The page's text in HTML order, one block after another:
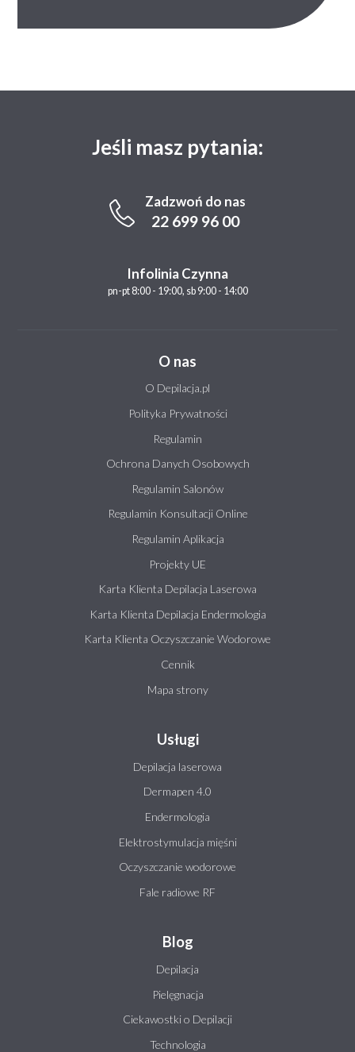
Jeśli masz pytania:
Zadzwoń do nas
22 699 96 00
Infolinia Czynna
pn-pt 8:00 - 19:00, sb 9:00 - 14:00
O nas
O Depilacja.pl
Polityka Prywatności
Regulamin
Ochrona Danych Osobowych
Regulamin Salonów
Regulamin Konsultacji Online
Regulamin Aplikacja
Projekty UE
Karta Klienta Depilacja Laserowa
Karta Klienta Depilacja Endermologia
Karta Klienta Oczyszczanie Wodorowe
Cennik
Mapa strony
Usługi
Depilacja laserowa
Dermapen 4.0
Endermologia
Elektrostymulacja mięśni
Oczyszczanie wodorowe
Fale radiowe RF
Blog
Depilacja
Pielęgnacja
Ciekawostki o Depilacji
Technologia